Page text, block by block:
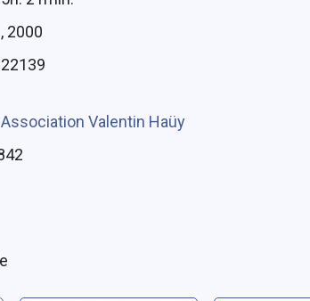
, 2000
22139
Association Valentin Haüy